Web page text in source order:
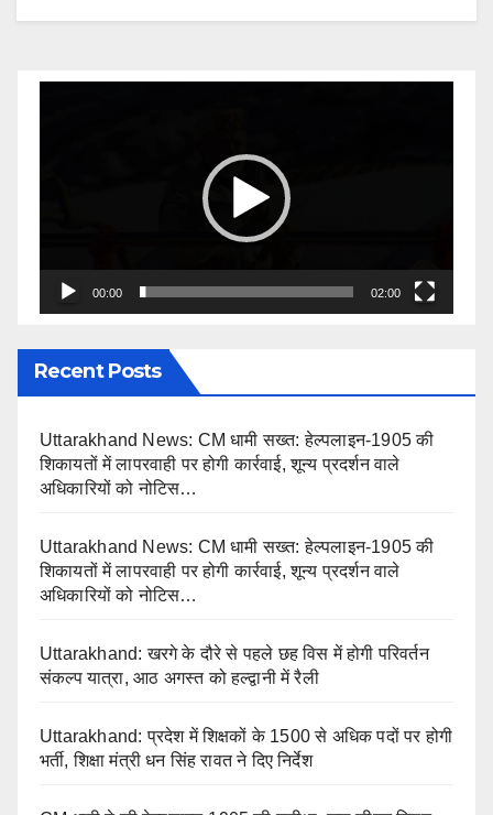
00:00 02:00
Recent Posts
Uttarakhand News: CM धामी सख्त: हेल्पलाइन-1905 की
शिकायतों में लापरवाही पर होगी कार्रवाई, शून्य प्रदर्शन वाले
अधिकारियों को नोटिस…
Uttarakhand News: CM धामी सख्त: हेल्पलाइन-1905 की
शिकायतों में लापरवाही पर होगी कार्रवाई, शून्य प्रदर्शन वाले
अधिकारियों को नोटिस…
Uttarakhand: खरगे के दौरे से पहले छह विस में होगी परिवर्तन
संकल्प यात्रा, आठ अगस्त को हल्द्वानी में रैली
Uttarakhand: प्रदेश में शिक्षकों के 1500 से अधिक पदों पर होगी
भर्ती, शिक्षा मंत्री धन सिंह रावत ने दिए निर्देश